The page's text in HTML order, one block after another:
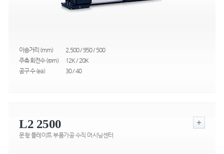
이송거리 (mm)
2,500 / 950 / 500
주축 회전수 (rpm)
12K / 20K
공구 수 (ea)
30 / 40
L2 2500
문형 플레이트 부품가공 수직 머시닝센터